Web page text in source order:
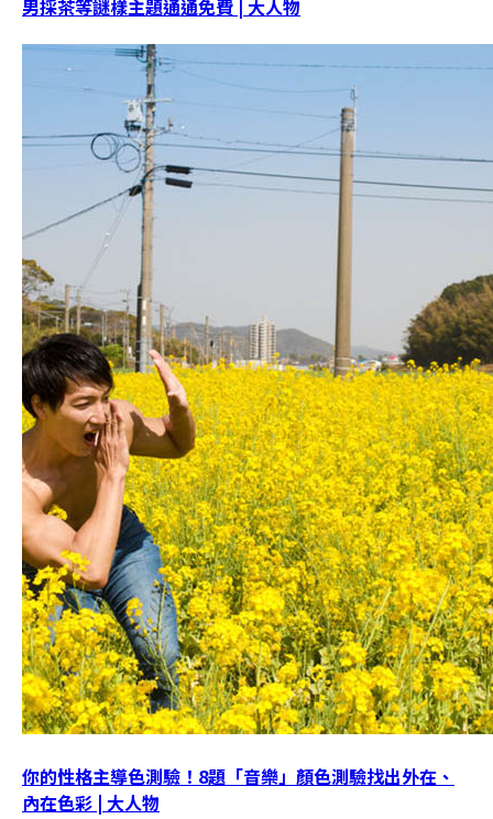
男採茶等謎樣主題通通免費 | 大人物
你的性格主導色測驗！8題「音樂」顏色測驗找出外在、
內在色彩 | 大人物